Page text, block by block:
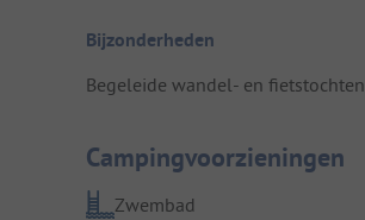
Bijzonderheden
Begeleide wandel- en fietstochten.
Campingvoorzieningen
Zwembad